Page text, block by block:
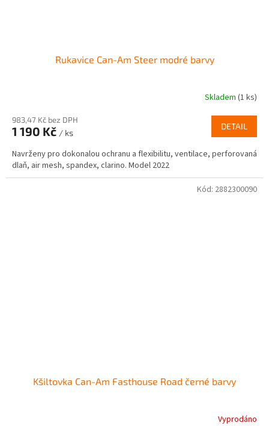
Rukavice Can-Am Steer modré barvy
Skladem (1 ks)
983,47 Kč bez DPH
1 190 Kč / ks
DETAIL
Navrženy pro dokonalou ochranu a flexibilitu, ventilace, perforovaná
dlaň, air mesh, spandex, clarino. Model 2022
Kšiltovka Can-Am Fasthouse Road černé barvy
Vyprodáno
Kód: 2882300090